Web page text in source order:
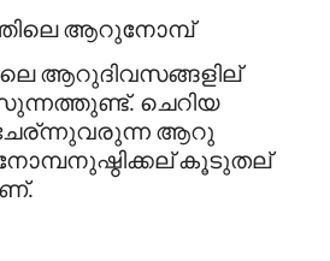
ആറുനോമ്പ്
ആറുദിവസങ്ങളില്
. ചെറിയ
ന്നുവരുന്ന ആറു
കൂടുതല്
.